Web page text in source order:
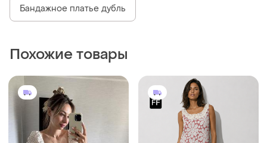
Бандажное платье дубль
Похожие товары